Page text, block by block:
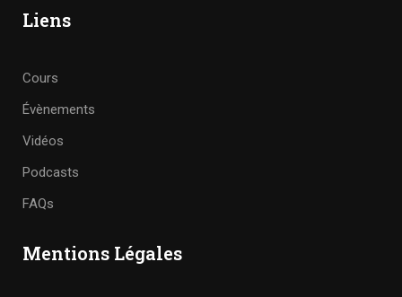
Liens
Cours
Évènements
Vidéos
Podcasts
FAQs
Mentions Légales